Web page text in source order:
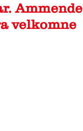
Ammende
velkomne